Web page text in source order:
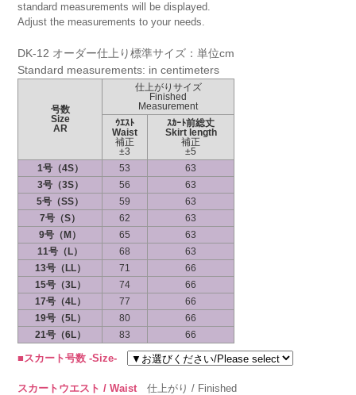
standard measurements will be displayed.
Adjust the measurements to your needs.
DK-12 オーダー仕上り標準サイズ：単位cm
Standard measurements: in centimeters
号数
Size
AR
仕上がりサイズ
Finished
Measurement
ｳｴｽﾄ
Waist
補正
±3
ｽｶｰﾄ前総丈
Skirt length
補正
±5
1号（4S）
53
63
3号（3S）
56
63
5号（SS）
59
63
7号（S）
62
63
9号（M）
65
63
11号（L）
68
63
13号（LL）
71
66
15号（3L）
74
66
17号（4L）
77
66
19号（5L）
80
66
21号（6L）
83 66
■スカート号数 -Size-
スカートウエスト / Waist 仕上がり / Finished